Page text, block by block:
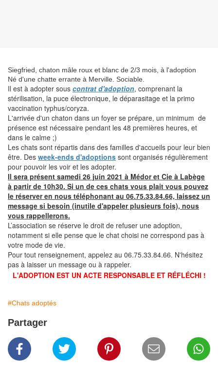
Siegfried, chaton mâle roux et blanc de 2/3 mois, à l'adoption
Né d'une chatte errante à Merville. Sociable.
Il est à adopter sous contrat d'adoption, comprenant la
stérilisation, la puce électronique, le déparasitage et la primo
vaccination typhus/coryza.
L'arrivée d'un chaton dans un foyer se prépare, un minimum de
présence est nécessaire pendant les 48 premières heures, et
dans le calme ;)
Les chats sont répartis dans des familles d'accueils pour leur bien
être. Des week-ends d'adoptions sont organisés régulièrement
pour pouvoir les voir et les adopter.
Il sera présent samedi 26 juin 2021 à Médor et Cie à Labège
à partir de 10h30. Si un de ces chats vous plait vous pouvez
le réserver en nous téléphonant au 06.75.33.84.66, laissez un
message si besoin (inutile d'appeler plusieurs fois), nous
vous rappellerons.
L’association se réserve le droit de refuser une adoption,
notamment si elle pense que le chat choisi ne correspond pas à
votre mode de vie.
Pour tout renseignement, appelez au 06.75.33.84.66. N'hésitez
pas à laisser un message ou à rappeler.
L'ADOPTION EST UN ACTE RESPONSABLE ET RÉFLÉCHI !
#Chats adoptés
Partager